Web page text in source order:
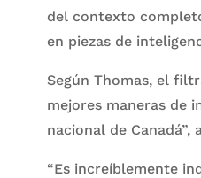
del contexto
en piezas de
Según Thomas, el
mejores maneras de
nacional de Canadá”,
“Es increíblemente